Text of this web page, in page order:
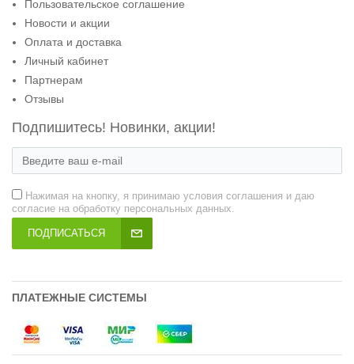
Пользовательское соглашение
Новости и акции
Оплата и доставка
Личный кабинет
Партнерам
Отзывы
Подпишитесь! Новинки, акции!
Нажимая на кнопку, я принимаю условия соглашения и даю
согласие на обработку персональных данных.
ПОДПИСАТЬСЯ
ПЛАТЕЖНЫЕ СИСТЕМЫ